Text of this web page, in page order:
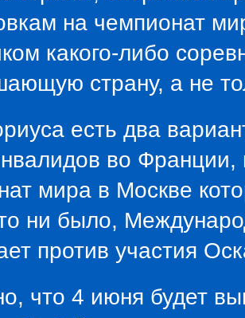
на чемпионат
какого-либо
страну, а не
есть два
во
мира в Москве
ни было,
против участия
что 4 июня будет